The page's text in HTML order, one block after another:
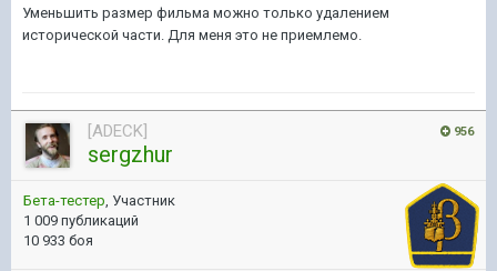
Уменьшить размер фильма можно только удалением
исторической части. Для меня это не приемлемо.
956
[ADECK]
sergzhur
Бета-тестер, Участник
1 009 публикаций
10 933 боя